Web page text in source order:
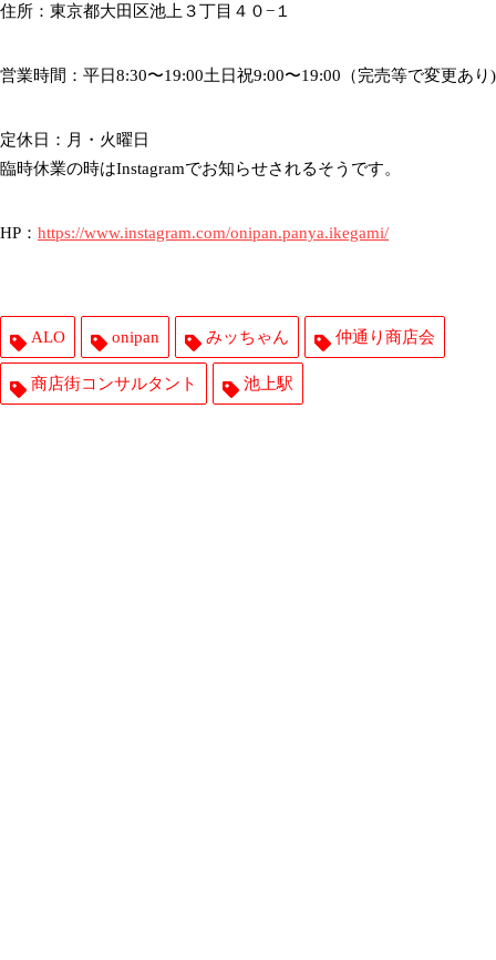
住所：東京都大田区池上３丁目４０−１
営業時間：平日8:30〜19:00土日祝9:00〜19:00（完売等で変更あり)
定休日：月・火曜日
臨時休業の時はInstagramでお知らせされるそうです。
HP： https://www.instagram.com/onipan.panya.ikegami/
ALO onipan みッちゃん 仲通り商店会
商店街コンサルタント 池上駅